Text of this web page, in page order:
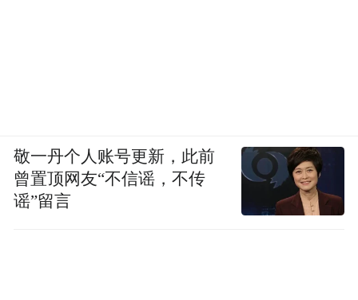
敬一丹个人账号更新，此前
曾置顶网友“不信谣，不传
谣”留言